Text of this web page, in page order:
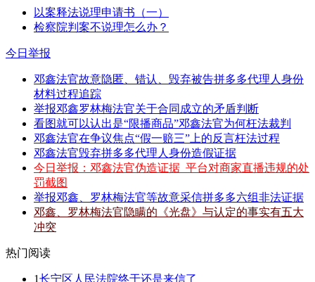
以案释法说理申请书（一）
检察院判案不说理怎么办？
今日举报
邓鑫法官故意隐匿、错认、毁弃被告拼多多代理人身份
材料过程追踪
举报邓鑫罗林梅法官关于合同成立的矛盾判断
看图就可以认出是“限播商品”邓鑫法官为何枉法裁判
邓鑫法官在争议焦点“假一赔三”上的反言枉法过程
邓鑫法官毁弃拼多多代理人身份造假证据
今日举报：邓鑫法官伪造证据_平台对商家直播违规的处
罚截图
举报邓鑫、罗林梅法官等故意采信拼多多六组非法证据
邓鑫、罗林梅法官隐瞒的《光盘》与认定的事实有五大
冲突
热门阅读
1长宁区人民法院终于还是来信了